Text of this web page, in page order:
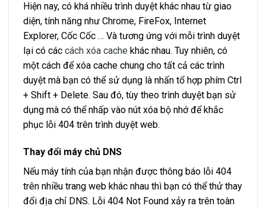
Hiện nay, có khá nhiều trình duyệt khác nhau từ giao
diện, tính năng như Chrome, FireFox, Internet
Explorer, Cốc Cốc … Và tương ứng với mỗi trình duyệt
lại có các cách xóa cache khác nhau. Tuy nhiên, có
một cách để xóa cache chung cho tất cả các trình
duyệt mà bạn có thể sử dụng là nhấn tổ hợp phím Ctrl
+ Shift + Delete. Sau đó, tùy theo trình duyệt bạn sử
dụng mà có thể nhấp vào nút xóa bộ nhớ để khắc
phục lỗi 404 trên trình duyệt web.
Thay đổi máy chủ DNS
Nếu máy tính của bạn nhận được thông báo lỗi 404
trên nhiều trang web khác nhau thì bạn có thể thử thay
đổi địa chỉ DNS. Lỗi 404 Not Found xảy ra trên toàn